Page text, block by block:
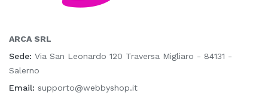
ARCA SRL
Sede: Via San Leonardo 120 Traversa Migliaro - 84131 -
Salerno
Email: supporto@webbyshop.it